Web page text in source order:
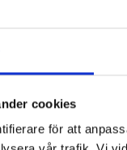
cookies
för att
Configurator,
Create your own